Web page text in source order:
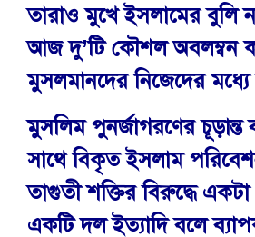
তারাও মুখে ইসলামের বুলি
আজ দু’টি কৌশল অবলম্বন
মুসলমানদের নিজেদের
মুসলিম পুনর্জাগরণের চূড়ান্ত
সাথে বিকৃত ইসলাম
তাগুতী শক্তির বিরুদ্ধে
একটি দল ইত্যাদি বলে